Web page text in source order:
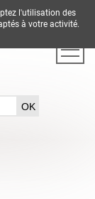
EN ES FR IT
l'utilisation des
à votre activité.